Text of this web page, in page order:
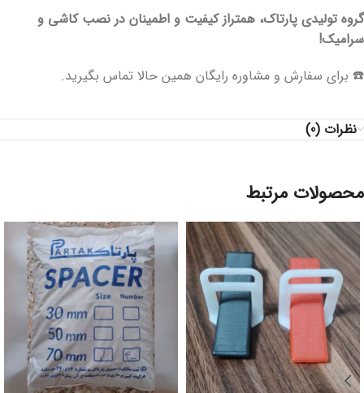
گروه تولیدی پارتاک، همتراز کیفیت و اطمینان در نصب کاشی و
سرامیک!
☎️ برای سفارش و مشاوره رایگان همین حالا تماس بگیرید.
نظرات (0)
محصولات مرتبط